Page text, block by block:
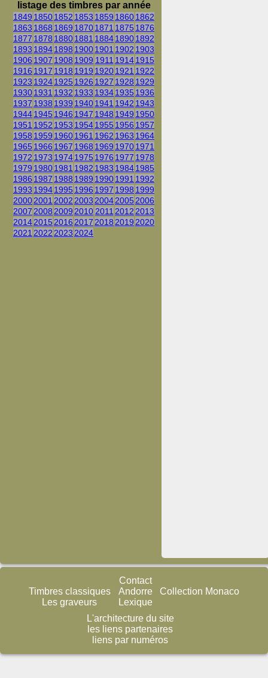
listage des timbres par année
1849 18501852 1853 1859 18601862
1863 1868 1869 18701871 1875 1876
1877 1878 18801881 188418901892
1893 18941898 19001901 1902 1903
1906 1907 1908 1909 1911 19141915
1916 1917 1918 1919 19201921 1922
1923 19241925 1926 1927 1928 1929
19301931 1932 1933 19341935 1936
1937 1938 1939 19401941 1942 1943
19441945 1946 1947 1948 1949 1950
1951 1952 1953 19541955 1956 1957
1958 1959 19601961 1962 1963 1964
1965 1966 1967 1968 1969 19701971
1972 1973 19741975 1976 1977 1978
1979 19801981 1982 1983 19841985
1986 1987 1988 1989 19901991 1992
1993 19941995 1996 1997 1998 1999
2000200120022003200420052006
2007200820092010201120122013
2014201520162017201820192020
2021202220232024
Timbres classiques
Les graveurs
Contact
Andorre
Lexique
Collection Monaco
L'architecture du site
les liens partenaires
liens par numéros